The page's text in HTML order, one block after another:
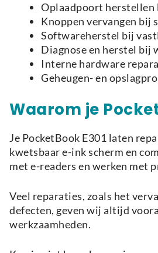
Oplaadpoort herstellen
Knoppen vervangen bij
Softwareherstel bij
Diagnose en herstel bij
Interne hardware
Geheugen- en
Waarom je
Je PocketBook E301 laten
kwetsbaar e-ink scherm en
met e-readers en werken met
Veel reparaties, zoals het
defecten, geven wij altijd
werkzaamheden.